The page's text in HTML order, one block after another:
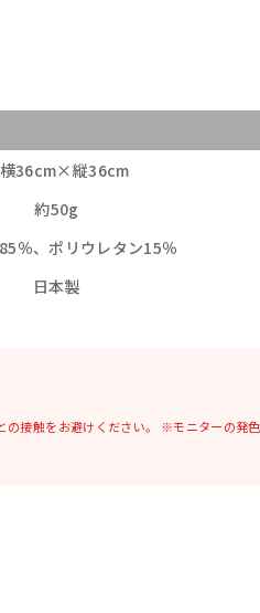
36cm×縦36cm
約50g
％、ポリウレタン15％
日本製
接触をお避けください。 ※モニターの発